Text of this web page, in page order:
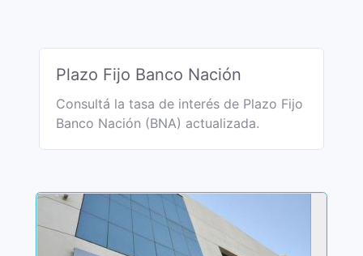
Plazo Fijo Banco Nación
Consultá la tasa de interés de Plazo Fijo
Banco Nación (BNA) actualizada.